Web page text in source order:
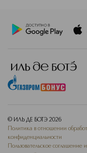
© ИЛЬ ДЕ БОТЭ 2026
Политика в отношении
конфиденциальности
Пользовательское